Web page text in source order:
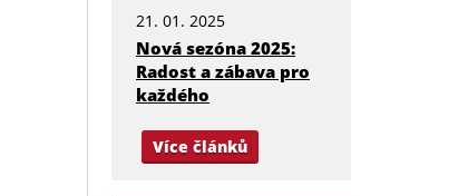
21. 01. 2025
Nová sezóna 2025:
Radost a zábava pro
každého
Více článků